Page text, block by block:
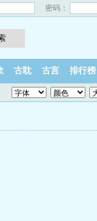
密码：
古耽 古言 排行榜